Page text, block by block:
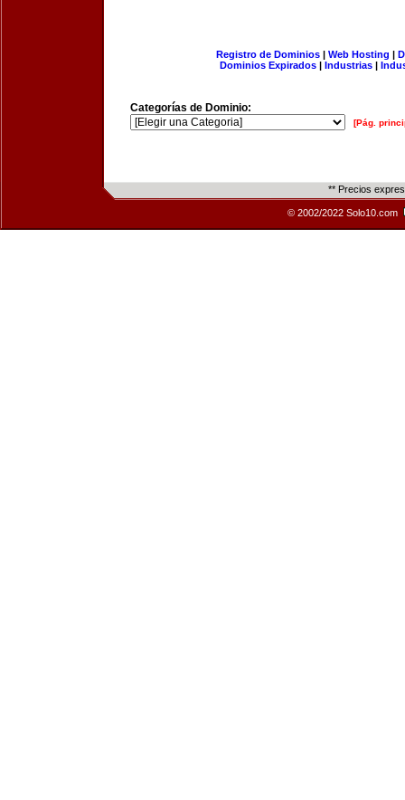
Registro de Dominios| Web Hosting |
Dominios Expirados | Industrias |
Categorías de Dominio:
[Pág.
** Precios
© 2002/2022 Solo10.com